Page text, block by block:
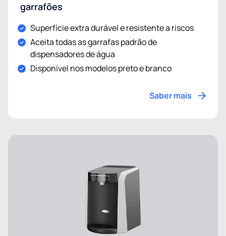
garrafões
Superfície extra durável e resistente a riscos
Aceita todas as garrafas padrão de
dispensadores de água
Disponível nos modelos preto e branco
Saber mais